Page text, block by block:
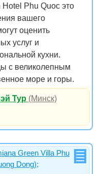
Hotel Phu Quoc это
вашего
оценить
услуг и
кухни.
с великолепным
море и горы.
Тур (Минск)
Green Villa Phu
Dong);